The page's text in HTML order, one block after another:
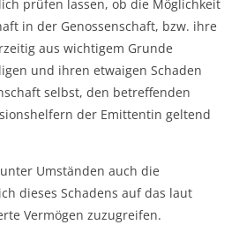
prüfen lassen, ob die Möglichkeit
in der Genossenschaft, bzw. ihre
aus wichtigem Grunde
und ihren etwaigen Schaden
selbst, den betreffenden
der Emittentin geltend
Umständen auch die
dieses Schadens auf das laut
Vermögen zuzugreifen.